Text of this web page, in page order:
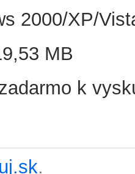
2000/XP/
MB
k
.